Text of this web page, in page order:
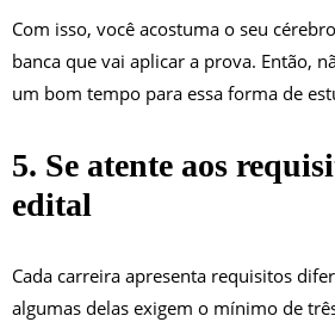
Com isso, você acostuma o seu
banca que vai aplicar a prova. Então,
um bom tempo para essa forma de
5. Se atente aos
edital
Cada carreira apresenta requisitos
algumas delas exigem o mínimo de